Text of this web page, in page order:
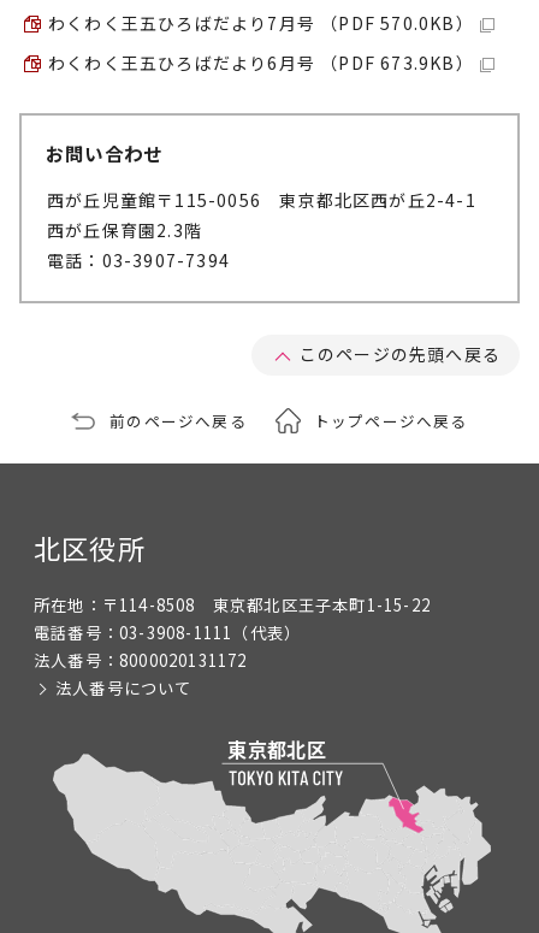
わくわく王五ひろばだより7月号 （PDF 570.0KB）
わくわく王五ひろばだより6月号 （PDF 673.9KB）
お問い合わせ
西が丘児童館〒115-0056 東京都北区西が丘2-4-1
西が丘保育園2.3階
電話：03-3907-7394
このページの先頭へ戻る
前のページへ戻る トップページへ戻る
北区役所
所在地： 〒114-8508 東京都北区王子本町1-15-22
電話番号： 03-3908-1111 （代表）
法人番号： 8000020131172
法人番号について